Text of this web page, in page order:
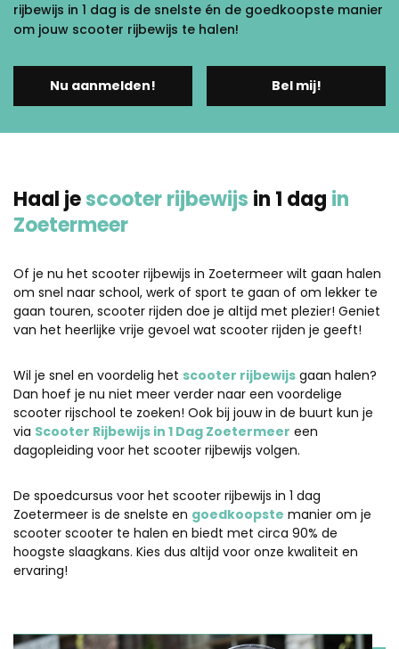
rijbewijs in 1 dag is de snelste én de goedkoopste manier
om jouw scooter rijbewijs te halen!
Nu aanmelden! Bel mij!
Haal jescooter rijbewijs in 1 dag in
Zoetermeer
Of je nu het scooter rijbewijs in Zoetermeer wilt gaan halen
om snel naar school, werk of sport te gaan of om lekker te
gaan touren, scooter rijden doe je altijd met plezier! Geniet
van het heerlijke vrije gevoel wat scooter rijden je geeft!
Wil je snel en voordelig het scooter rijbewijs gaan halen?
Dan hoef je nu niet meer verder naar een voordelige
scooter rijschool te zoeken! Ook bij jouw in de buurt kun je
via Scooter Rijbewijs in 1 Dag Zoetermeer een
dagopleiding voor het scooter rijbewijs volgen.
De spoedcursus voor het scooter rijbewijs in 1 dag
Zoetermeer is de snelste en goedkoopste manier om je
scooter scooter te halen en biedt met circa 90% de
hoogste slaagkans. Kies dus altijd voor onze kwaliteit en
ervaring!